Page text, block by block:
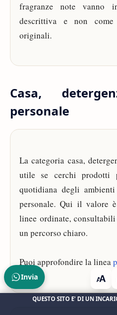
fragranze note vanno
descrittiva e non
originali.
Casa,
personale
La categoria casa,
utile se cerchi prodotti
quotidiana degli
personale. Qui il valore
linee ordinate,
un percorso chiaro.
Puoi approfondire la linea
Invia
QUESTO SITO E' DI UN